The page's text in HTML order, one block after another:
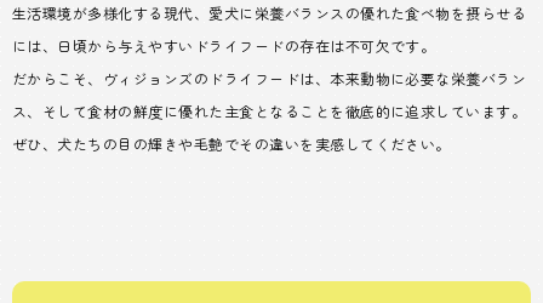
生活環境が多様化する現代、愛犬に栄養バランスの優れた食べ物を摂らせる
には、日頃から与えやすいドライフードの存在は不可欠です。
だからこそ、ヴィジョンズのドライフードは、本来動物に必要な栄養バラン
ス、そして食材の鮮度に優れた主食となることを徹底的に追求しています。
ぜひ、犬たちの目の輝きや毛艶でその違いを実感してください。